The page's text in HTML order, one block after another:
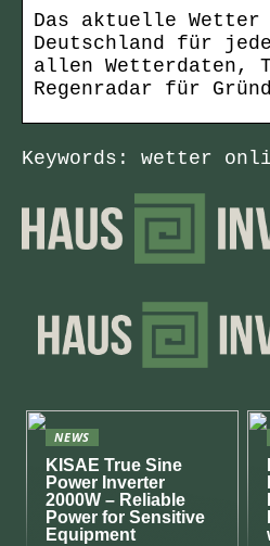
Das aktuelle
Deutschland für
allen Wetterdaten,
Regenradar für
Keywords: wetter
NEWS
KISAE True Sine
Power Inverter
2000W – Reliable
Power for Sensitive
Equipment